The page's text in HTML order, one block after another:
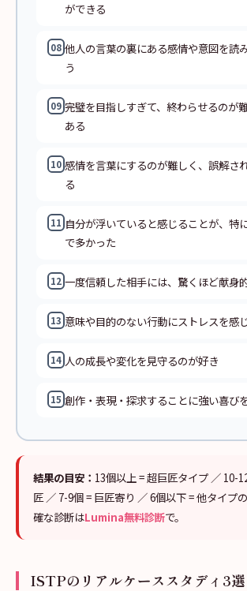
ができる
08 他人の言葉の裏にある感情や意図を読
う
09 完璧を目指しすぎて、終わらせるのが
ある
10 感情を言葉にするのが難しく、誤解さ
る
11 自分が浮いていると感じることが、特
で多かった
12 一度信頼した相手には、驚くほど献身
13 意味や目的のない行動にストレスを感
14 人の成長や変化を見守るのが好き
15 創作・表現・探求することに強い喜び
結果の目安： 13個以上 = 超巨匠タイプ ／ 10-
匠 ／ 7-9個 = 巨匠寄り ／ 6個以下 = 他タイプ
確な診断はLumina無料診断で。
ISTPのリアルケーススタディ3選